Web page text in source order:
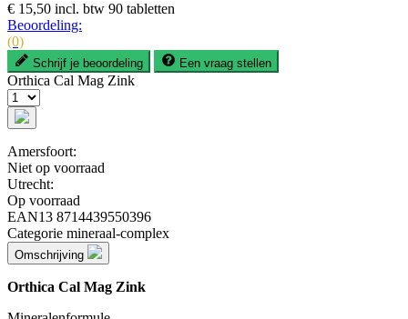
€ 15,50 incl. btw 90 tabletten
Beoordeling:
(0)
Schrijf je beoordeling Een vraag stellen
Orthica Cal Mag Zink
Amersfoort:
Niet op voorraad
Utrecht:
Op voorraad
EAN13 8714439550396
Categorie mineraal-complex
Omschrijving
Orthica Cal Mag Zink